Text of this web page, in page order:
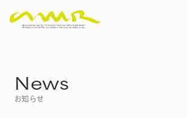
News
お知らせ